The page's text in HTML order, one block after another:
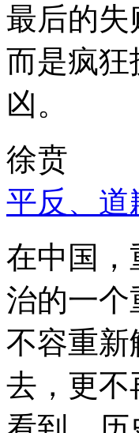
最后的失
而是疯狂
凶。
徐贲
平反、道
在中国，
治的一
不容重新
去，更不